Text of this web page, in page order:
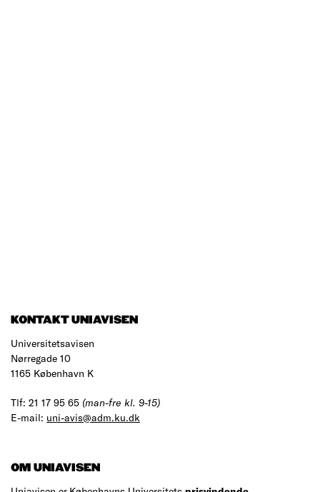
KONTAKT UNIAVISEN
Universitetsavisen
Nørregade 10
1165 København K
Tlf: 21 17 95 65 (man-fre kl. 9-15)
E-mail: uni-avis@adm.ku.dk
OM UNIAVISEN